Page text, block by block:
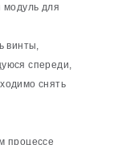
модуль для
винты,
спереди,
снять
процессе